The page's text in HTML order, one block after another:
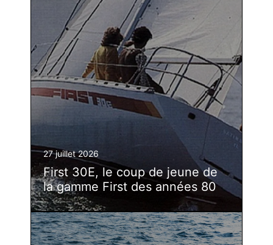
27 juillet 2026
First 30E, le coup de jeune de
la gamme First des années 80